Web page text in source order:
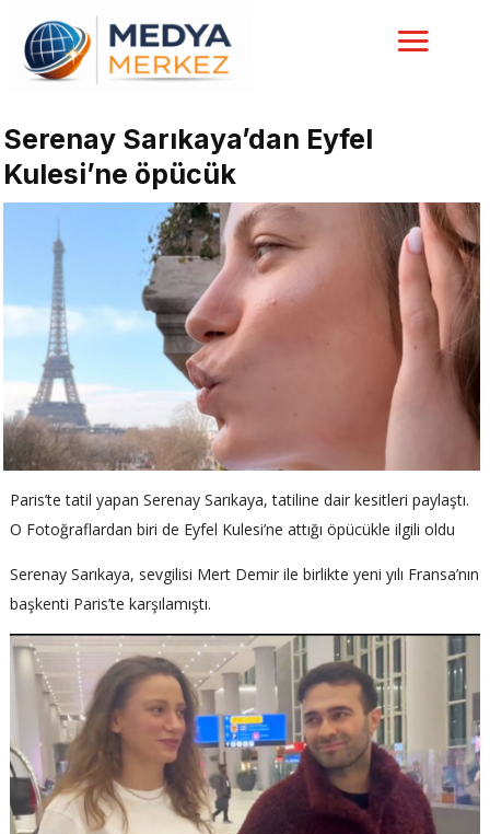
Serenay Sarıkaya’dan Eyfel
Kulesi’ne öpücük
Paris’te tatil yapan Serenay Sarıkaya, tatiline dair kesitleri paylaştı.
O Fotoğraflardan biri de Eyfel Kulesi’ne attığı öpücükle ilgili oldu
Serenay Sarıkaya, sevgilisi Mert Demir ile birlikte yeni yılı Fransa’nın
başkenti Paris’te karşılamıştı.